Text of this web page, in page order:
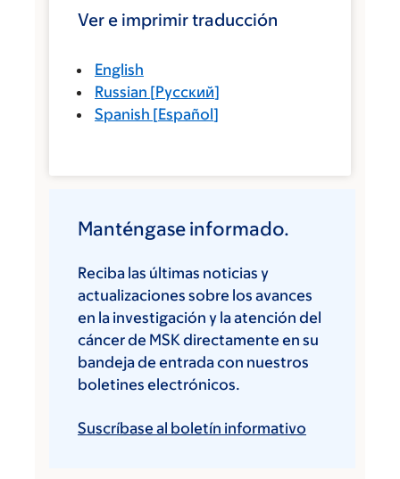
Ver e imprimir traducción
English
Russian [Русский]
Spanish [Español]
Manténgase informado.
Reciba las últimas noticias y
actualizaciones sobre los avances
en la investigación y la atención del
cáncer de MSK directamente en su
bandeja de entrada con nuestros
boletines electrónicos.
Suscríbase al boletín informativo